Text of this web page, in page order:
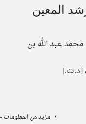
المعين
عبد الله بن
[د.ت.]
مزيد من